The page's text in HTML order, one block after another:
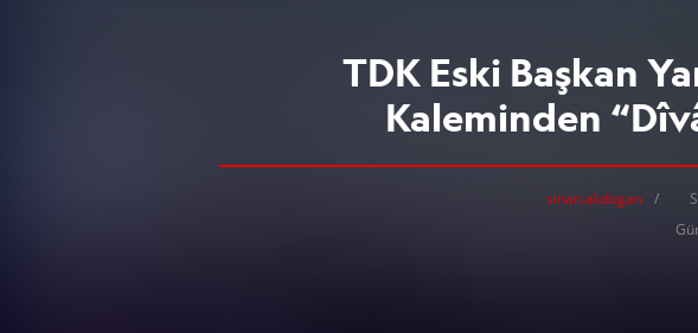
TDK Eski Başkan
Kaleminden
sinan.akdogan